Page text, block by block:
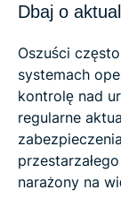
Dbaj o
Oszuści
systemach
kontrolę nad
regularne
narażony na